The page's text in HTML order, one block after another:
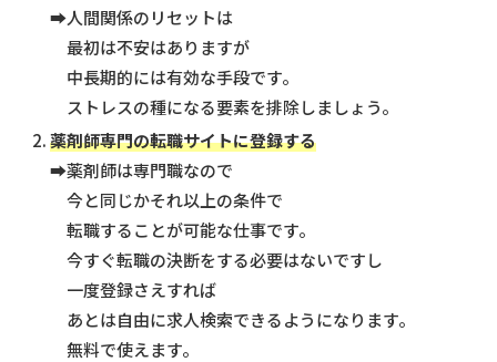
➡人間関係のリセットは
最初は不安はありますが
中長期的には有効な手段です。
ストレスの種になる要素を排除しましょう。
薬剤師専門の転職サイトに登録する
➡薬剤師は専門職なので
今と同じかそれ以上の条件で
転職することが可能な仕事です。
今すぐ転職の決断をする必要はないですし
一度登録さえすれば
あとは自由に求人検索できるようになります。
無料で使えます。